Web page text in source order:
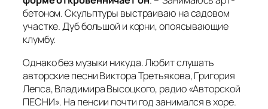
бетоном. Скульптуры выстраиваю на садовом
участке. Дуб большой и корни, опоясывающие
клумбу.
Однако без музыки никуда. Любит слушать
авторские песни Виктора Третьякова, Григория
Лепса, Владимира Высоцкого, радио «Авторской
ПЕСНИ». На пенсии почти год занимался в хоре.